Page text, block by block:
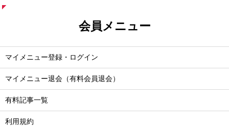
会員メニュー
マイメニュー登録・ログイン
マイメニュー退会（有料会員退会）
有料記事一覧
利用規約